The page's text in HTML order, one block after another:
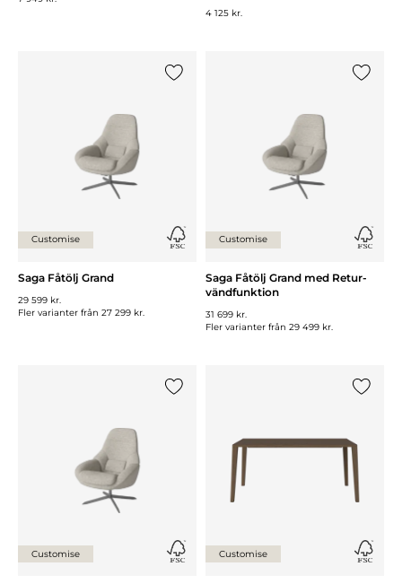
4 125 kr.
Customise
Saga Fåtölj Grand
29 599 kr.
Fler varianter från 27 299 kr.
Customise
Saga Fåtölj Grand med Retur-
vändfunktion
31 699 kr.
Fler varianter från 29 499 kr.
Customise Customise